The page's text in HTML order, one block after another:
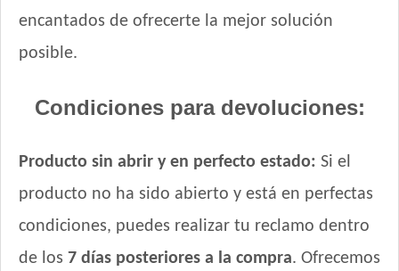
encantados de ofrecerte la mejor solución
posible.
Condiciones para devoluciones:
Producto sin abrir y en perfecto estado: Si el
producto no ha sido abierto y está en perfectas
condiciones, puedes realizar tu reclamo dentro
de los 7 días posteriores a la compra. Ofrecemos